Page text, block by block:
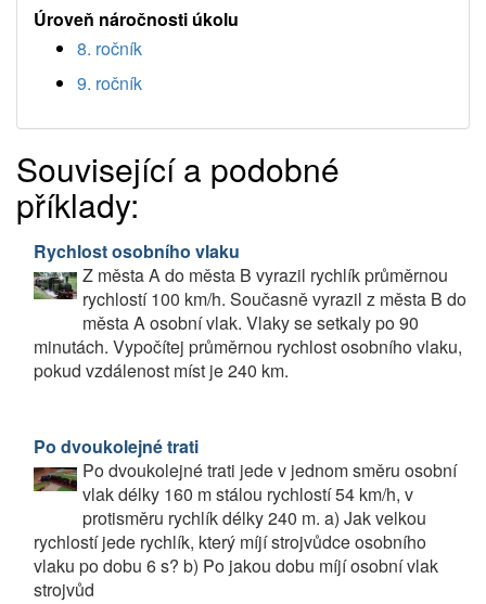
Úroveň náročnosti úkolu
8. ročník
9. ročník
Související a podobné
příklady:
Rychlost osobního vlaku
Z města A do města B vyrazil rychlík průměrnou
rychlostí 100 km/h. Současně vyrazil z města B do
města A osobní vlak. Vlaky se setkaly po 90
minutách. Vypočítej průměrnou rychlost osobního vlaku,
pokud vzdálenost míst je 240 km.
Po dvoukolejné trati
Po dvoukolejné trati jede v jednom směru osobní
vlak délky 160 m stálou rychlostí 54 km/h, v
protisměru rychlík délky 240 m. a) Jak velkou
rychlostí jede rychlík, který míjí strojvůdce osobního
vlaku po dobu 6 s? b) Po jakou dobu míjí osobní vlak
strojvůd